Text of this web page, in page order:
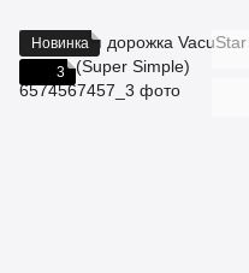
Новинка
3